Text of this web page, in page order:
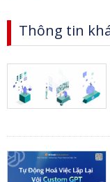
Thông tin